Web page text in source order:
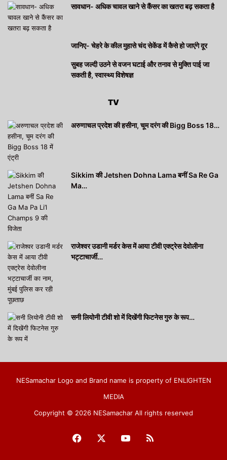
सावधान- अधिक चावल खाने से कैंसर का खतरा बढ़ सकता है
जानिए- चेहरे के कील मुहासे चंद सेकेंड में कैसे हो जाएंगे दूर
सुबह जल्दी उठने से वजन घटाई और तनाव से मुक्ति पाई जा
सकती है, स्वास्थ्य विशेषज्ञ
TV
अरुणाचल प्रदेश की हसीना, चूम दरंग की Bigg Boss 18…
Sikkim की Jetshen Dohna Lama बनीं Sa Re Ga
Ma…
राजेश्वर उडानी मर्डर केस में आया टीवी एक्ट्रेस देवोलीना
भट्टाचार्जी…
सनी लियोनी टीवी शो में दिखेंगी फिटनेस गुरु के रूप…
NESamachar Logo and Brand name is property of ENLIGHTEN
MEDIA
Copyright © 2026 NESamachar All rights reserved
Facebook YouTube